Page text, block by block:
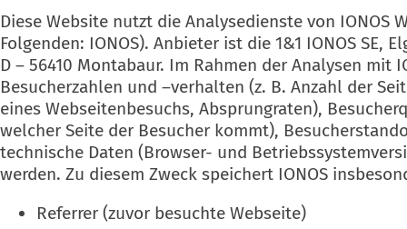
Diese Website nutzt die Analysedienste von IONOS
Folgenden: IONOS). Anbieter ist die 1&1 IONOS SE,
D – 56410 Montabaur. Im Rahmen der Analysen mit
Besucherzahlen und –verhalten (z. B. Anzahl der
eines Webseitenbesuchs, Absprungraten),
welcher Seite der Besucher kommt),
technische Daten (Browser- und
werden. Zu diesem Zweck speichert IONOS
Referrer (zuvor besuchte Webseite)